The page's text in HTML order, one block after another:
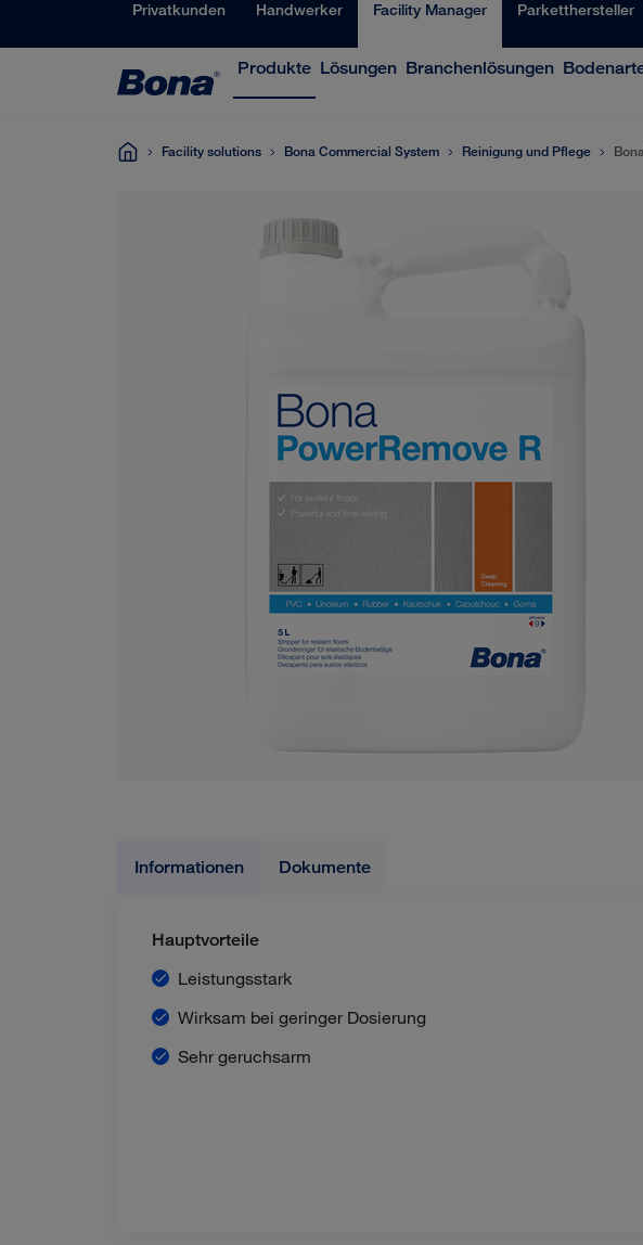
Privatkunden Handwerker Facility Manager Parketthersteller
Produkte Lösungen Branchenlösungen
Facility solutions Bona Commercial System Reinigung und Pflege
Informationen Dokumente
Hauptvorteile
Leistungsstark
Wirksam bei geringer Dosierung
Sehr geruchsarm